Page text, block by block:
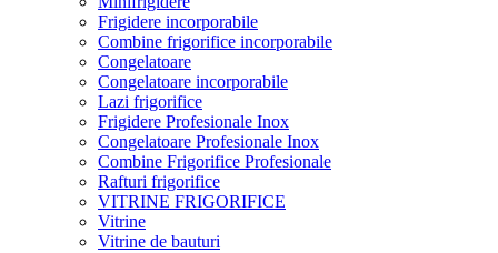
Frigidere incorporabile
Combine frigorifice incorporabile
Congelatoare
Congelatoare incorporabile
Lazi frigorifice
Frigidere Profesionale Inox
Congelatoare Profesionale Inox
Combine Frigorifice Profesionale
Rafturi frigorifice
VITRINE FRIGORIFICE
Vitrine
Vitrine de bauturi